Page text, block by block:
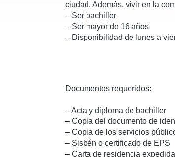
ciudad. Además, vivir en la
– Ser bachiller
– Ser mayor de 16 años
– Disponibilidad de lunes a
Documentos requeridos:
– Acta y diploma de bachiller
– Copia del documento de
– Copia de los servicios
– Sisbén o certificado de EPS
– Carta de residencia